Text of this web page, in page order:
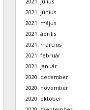
2021. június
2021. május
2021. április
2021. március
2021. február
2021. január
2020. december
2020. november
2020. október